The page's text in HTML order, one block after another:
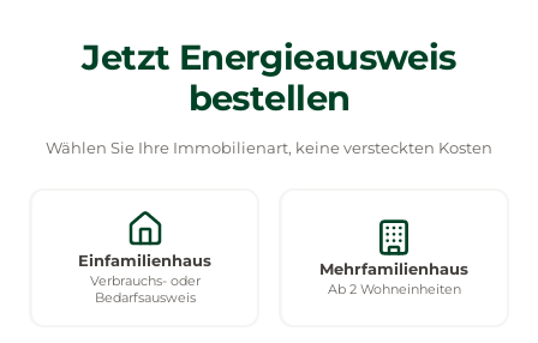
Jetzt Energieausweis
bestellen
Wählen Sie Ihre Immobilienart, keine versteckten Kosten
Einfamilienhaus
Verbrauchs- oder
Bedarfsausweis
Mehrfamilienhaus
Ab 2 Wohneinheiten